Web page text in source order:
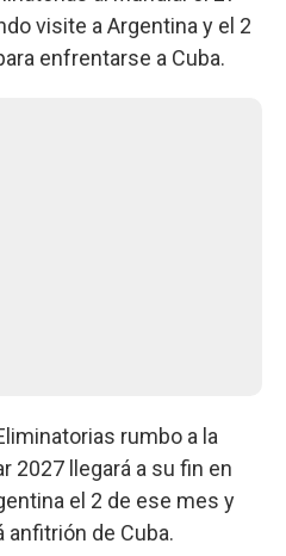
visite a Argentina y el 2
enfrentarse a Cuba.
rumbo a la
2027 llegará a su fin en
el 2 de ese mes y
de Cuba.